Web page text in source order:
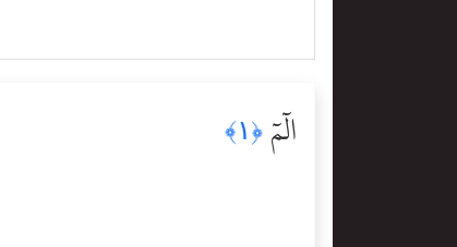
الٓمٓ ﴿١﴾